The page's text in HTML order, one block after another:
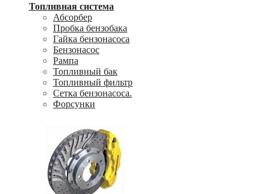
Топливная система
Абсорбер
Пробка бензобака
Гайка бензонасоса
Бензонасос
Рампа
Топливный бак
Топливный фильтр
Сетка бензонасоса.
Форсунки